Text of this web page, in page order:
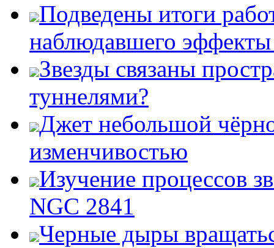
Подведены итоги
наблюдавшего
Звезды связаны
туннелями?
Джет небольшой
изменчивостью
Изучение процессов
NGC 2841
Черные дыры